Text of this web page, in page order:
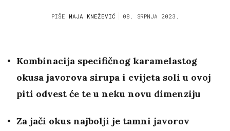
PIŠE MAJA KNEŽEVIĆ 08. SRPNJA 2023.
Kombinacija specifičnog karamelastog
okusa javorova sirupa i cvijeta soli u ovoj
piti odvest će te u neku novu dimenziju
Za jači okus najbolji je tamni javorov